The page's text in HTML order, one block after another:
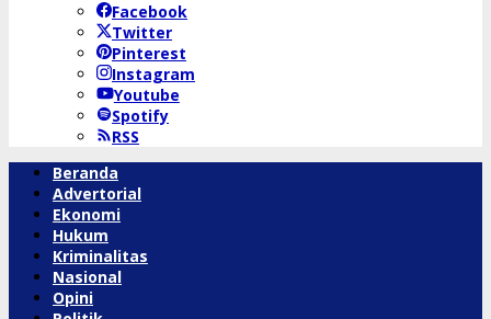
Facebook
Twitter
Pinterest
Instagram
Youtube
Spotify
RSS
Beranda
Advertorial
Ekonomi
Hukum
Kriminalitas
Nasional
Opini